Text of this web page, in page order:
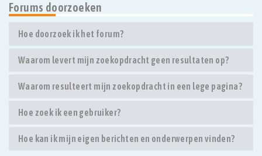
Forums doorzoeken
Hoe doorzoek ik het forum?
Waarom levert mijn zoekopdracht geen resultaten op?
Waarom resulteert mijn zoekopdracht in een lege pagina?
Hoe zoek ik een gebruiker?
Hoe kan ik mijn eigen berichten en onderwerpen vinden?